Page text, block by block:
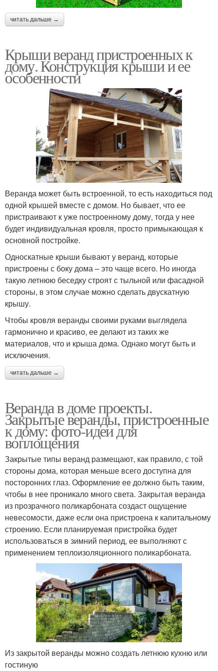
читать дальше →
Крыши веранд пристроенных к
дому. Конструкция крыши и ее
особенности
Веранда может быть встроенной, то есть находиться под
одной крышей вместе с домом. Но бывает, что ее
пристраивают к уже построенному дому, тогда у нее
будет индивидуальная кровля, просто примыкающая к
основной постройке.
Односкатные крыши бывают у веранд, которые
пристроены с боку дома – это чаще всего. Но иногда
такую летнюю беседку строят с тыльной или фасадной
стороны, в этом случае можно сделать двускатную
крышу.
Чтобы кровля веранды своими руками выглядела
гармонично и красиво, ее делают из таких же
материалов, что и крыша дома. Однако могут быть и
исключения.
читать дальше →
Веранда в доме проекты.
Закрытые веранды, пристроенные
к дому: фото-идеи для
воплощения
Закрытые типы веранд размещают, как правило, с той
стороны дома, которая меньше всего доступна для
посторонних глаз. Оформление ее должно быть таким,
чтобы в нее проникало много света. Закрытая веранда
из прозрачного поликарбоната создаст ощущение
невесомости, даже если она пристроена к капитальному
строению. Если планируемая пристройка будет
использоваться в зимний период, ее выполняют с
применением теплоизоляционного поликарбоната.
Из закрытой веранды можно создать летнюю кухню или
гостиную